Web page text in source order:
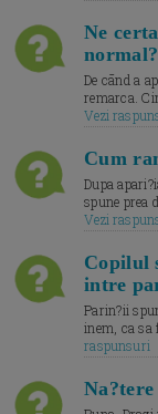
Ne
normal?
De cānd a
remarca.
Vezi
Cum
Dupa
spune prea
Vezi
Copilul
intre
Parin?ii
inem, ca sa
raspunsuri